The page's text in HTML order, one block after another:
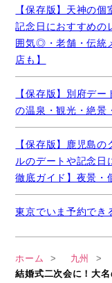
【保存版】天神の
記念日におすすめの
囲気◎・老舗・伝統
店も】
【保存版】別府デ
の温泉・観光・絶景
【保存版】鹿児島
ルのデートや記念日
徹底ガイド】夜景
東京でいま予約でき
ホーム 九州
結婚式二次会に！大